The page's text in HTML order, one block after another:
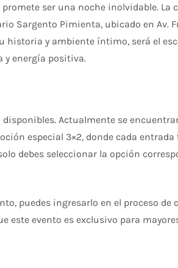
ser una noche inolvidable. La
Sargento Pimienta, ubicado en Av.
historia y ambiente íntimo, será el
y energía positiva.
Actualmente se
especial 3×2, donde cada
debes seleccionar la opción
puedes ingresarlo en el proceso
este evento es exclusivo para